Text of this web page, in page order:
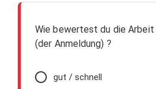
Wie bewertest du die Arbeit
(der Anmeldung) ?
gut / schnell